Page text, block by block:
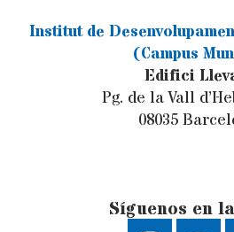
Institut de
(Campus
Edifici
Pg. de la Vall
08035
Síguenos en